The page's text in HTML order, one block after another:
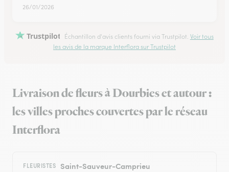
26/01/2026
Trustpilot Échantillon d'avis clients fourni via Trustpilot. Voir tous
les avis de la marque Interflora sur Trustpilot
Livraison de fleurs à Dourbies et autour :
les villes proches couvertes par le réseau
Interflora
FLEURISTES Saint-Sauveur-Camprieu